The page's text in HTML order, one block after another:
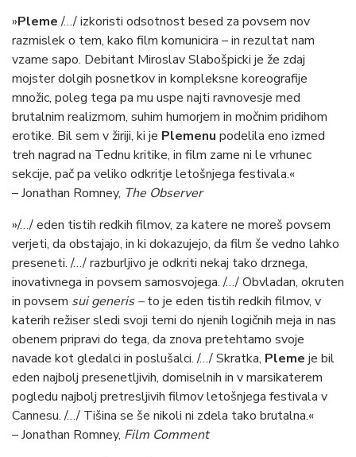
»Pleme/…/ izkoristi odsotnost besed za povsem nov
razmislek o tem, kako film komunicira – in rezultat nam
vzame sapo. Debitant Miroslav Slabošpicki je že zdaj
mojster dolgih posnetkov in kompleksne koreografije
množic, poleg tega pa mu uspe najti ravnovesje med
brutalnim realizmom, suhim humorjem in močnim pridihom
erotike. Bil sem v žiriji, ki je Plemenu podelila eno izmed
treh nagrad na Tednu kritike, in film zame ni le vrhunec
sekcije, pač pa veliko odkritje letošnjega festivala.«
– Jonathan Romney, The Observer
»/…/ eden tistih redkih filmov, za katere ne moreš povsem
verjeti, da obstajajo, in ki dokazujejo, da film še vedno lahko
preseneti. /…/ razburljivo je odkriti nekaj tako drznega,
inovativnega in povsem samosvojega. /…/ Obvladan, okruten
in povsem sui generis –to je eden tistih redkih filmov, v
katerih režiser sledi svoji temi do njenih logičnih meja in nas
obenem pripravi do tega, da znova pretehtamo svoje
navade kot gledalci in poslušalci. /…/ Skratka, Pleme je bil
eden najbolj presenetljivih, domiselnih in v marsikaterem
pogledu najbolj pretresljivih filmov letošnjega festivala v
Cannesu. /…/ Tišina se še nikoli ni zdela tako brutalna.«
– Jonathan Romney, Film Comment